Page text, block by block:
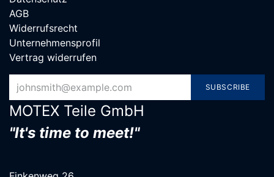
AGB
Widerrufsrecht
Unternehmensprofil
Vertrag widerrufen
SUBSCRIBE
MOTEX Teile G​mbH
"It's time to meet!"